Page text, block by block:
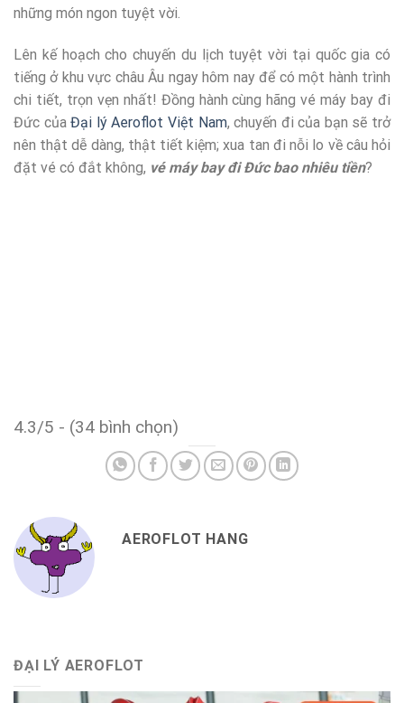
những món ngon tuyệt vời.
Lên kế hoạch cho chuyến du lịch tuyệt vời tại quốc gia có
tiếng ở khu vực châu Âu ngay hôm nay để có một hành trình
chi tiết, trọn vẹn nhất! Đồng hành cùng hãng vé máy bay đi
Đức củaĐại lý Aeroflot Việt Nam, chuyến đi của bạn sẽ trở
nên thật dễ dàng, thật tiết kiệm; xua tan đi nỗi lo về câu hỏi
đặt vé có đắt không, vé máy bay đi Đức bao nhiêu tiền?
4.3/5 - (34 bình chọn)
AEROFLOT HANG
ĐẠI LÝ AEROFLOT